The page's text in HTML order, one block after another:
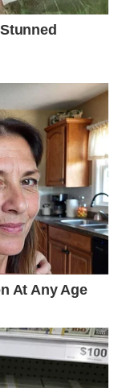
At Any Age